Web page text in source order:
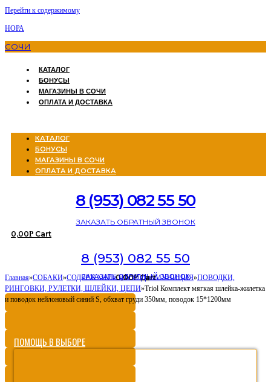
Перейти к содержимому
НОРА
СОЧИ
КАТАЛОГ
БОНУСЫ
МАГАЗИНЫ В СОЧИ
ОПЛАТА И ДОСТАВКА
КАТАЛОГ
БОНУСЫ
МАГАЗИНЫ В СОЧИ
ОПЛАТА И ДОСТАВКА
8 (953) 082 55 50
ЗАКАЗАТЬ ОБРАТНЫЙ ЗВОНОК
0,00Р Cart
8 (953) 082 55 50
ЗАКАЗАТЬ ОБРАТНЫЙ ЗВОНОК
0,00Р Cart
Главная»СОБАКИ»СОДЕРЖАНИЕ И УХОД»АМУНИЦИЯ»ПОВОДКИ,
РИНГОВКИ, РУЛЕТКИ, ШЛЕЙКИ, ЦЕПИ»Triol Комплект мягкая шлейка-жилетка
и поводок нейлоновый синий S, обхват груди 350мм, поводок 15*1200мм
ПОМОЩЬ В ВЫБОРЕ